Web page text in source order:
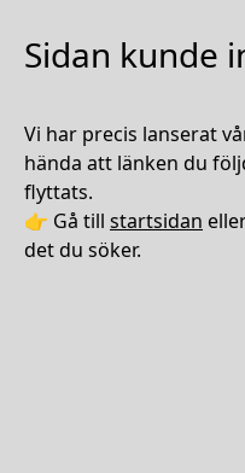
Sidan kunde
Vi har precis lanserat
hända att länken du
flyttats.
👉 Gå till startsidan
det du söker.